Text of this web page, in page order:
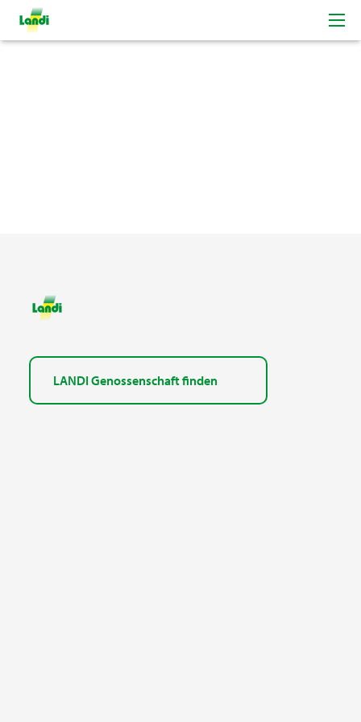
LANDI Genossenschaft finden